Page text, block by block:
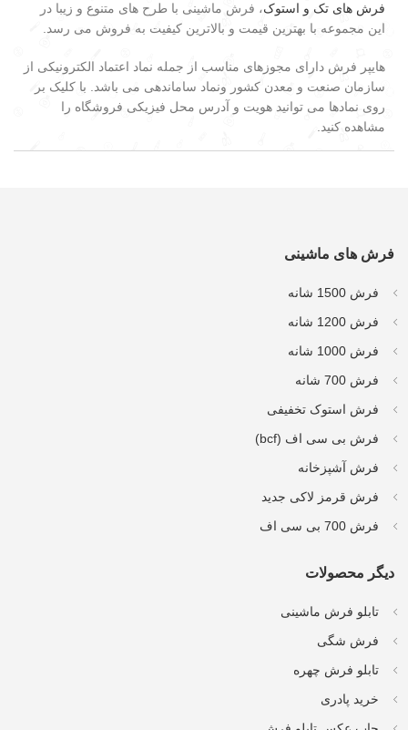
فرش های تک و استوک، فرش ماشینی با طرح های متنوع و زیبا در
این مجموعه با بهترین قیمت و بالاترین کیفیت به فروش می رسد.
هایپر فرش دارای مجوزهای مناسب از جمله نماد اعتماد الکترونیکی از
سازمان صنعت و معدن کشور ونماد ساماندهی می باشد. با کلیک بر
روی نمادها می توانید هویت و آدرس محل فیزیکی فروشگاه را
مشاهده کنید.
فرش های ماشینی
فرش 1500 شانه
فرش 1200 شانه
فرش 1000 شانه
فرش 700 شانه
فرش استوک تخفیفی
فرش بی سی اف (bcf)
فرش آشپزخانه
فرش قرمز لاکی جدید
فرش 700 بی سی اف
دیگر محصولات
تابلو فرش ماشینی
فرش شگی
تابلو فرش چهره
خرید پادری